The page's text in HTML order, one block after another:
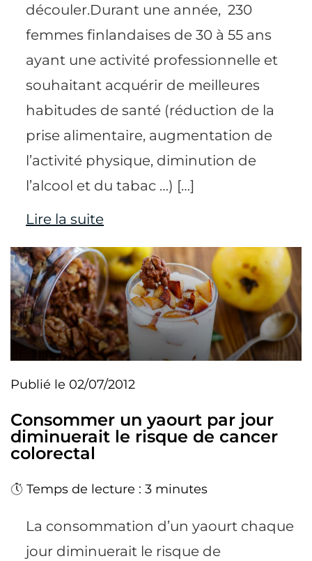
découler.Durant une année, 230
femmes finlandaises de 30 à 55 ans
ayant une activité professionnelle et
souhaitant acquérir de meilleures
habitudes de santé (réduction de la
prise alimentaire, augmentation de
l’activité physique, diminution de
l’alcool et du tabac …) […]
Lire la suite
Publié le 02/07/2012
Consommer un yaourt par jour
diminuerait le risque de cancer
colorectal
Temps de lecture : 3 minutes
La consommation d’un yaourt chaque
jour diminuerait le risque de